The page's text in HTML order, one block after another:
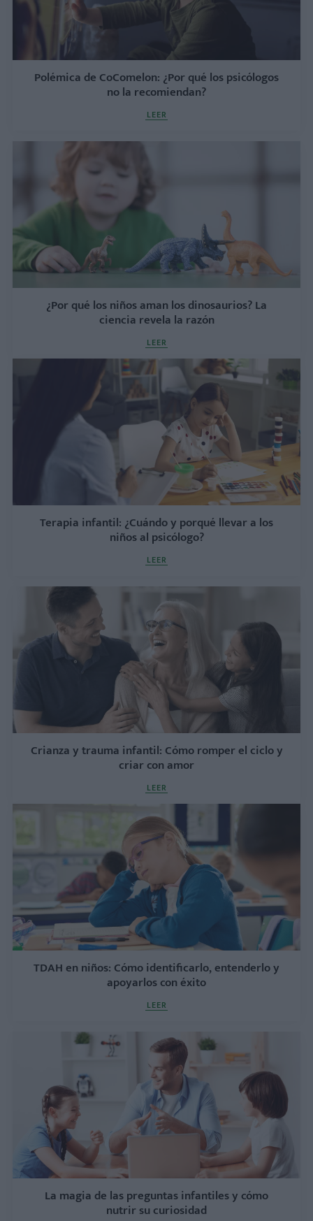
Polémica de CoComelon: ¿Por qué los psicólogos
no la recomiendan?
LEER
¿Por qué los niños aman los dinosaurios? La
ciencia revela la razón
LEER
Terapia infantil: ¿Cuándo y porqué llevar a los
niños al psicólogo?
LEER
Crianza y trauma infantil: Cómo romper el ciclo y
criar con amor
LEER
TDAH en niños: Cómo identificarlo, entenderlo y
apoyarlos con éxito
LEER
La magia de las preguntas infantiles y cómo
nutrir su curiosidad